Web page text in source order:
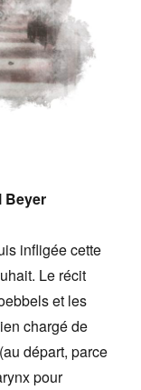
Beyer
infligée cette
Le récit
et les
chargé de
départ, parce
pour